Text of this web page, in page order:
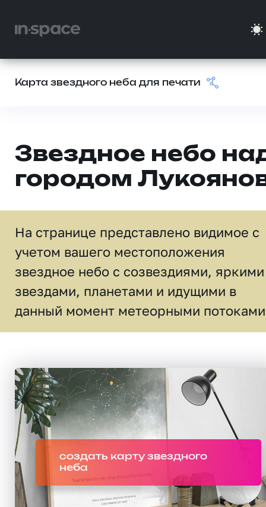
Карта звездного неба для печати
Звездное небо
городом
На странице представлено видимое c
учетом вашего местоположения
звездное небо c созвездиями, яркими
звездами, планетами и идущими в
данный момент метеорными
создать карту звездного
неба